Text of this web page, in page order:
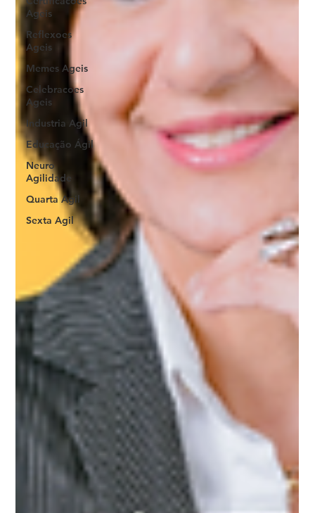
Ageis
Reflexoes
Ageis
Memes Ageis
Celebracoes
Ageis
Industria Agil
Educação Ágil
Neuro
Agilidade
Quarta Agil
Sexta Agil